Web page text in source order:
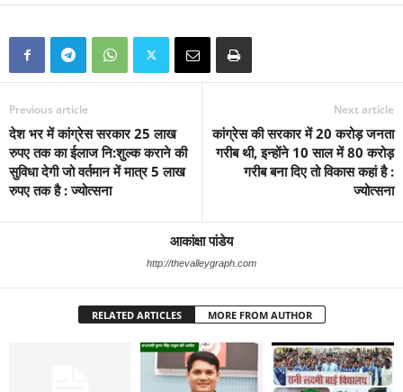
Previous article
देश भर में कांग्रेस सरकार 25 लाख
रुपए तक का ईलाज नि:शुल्क कराने की
सुविधा देगी जो वर्तमान में मात्र 5 लाख
रुपए तक है : ज्योत्सना
Next article
कांग्रेस की सरकार में 20 करोड़ जनता
गरीब थी, इन्होंने 10 साल में 80 करोड़
गरीब बना दिए तो विकास कहां है :
ज्योत्सना
आकांक्षा पांडेय
http://thevalleygraph.com
RELATED ARTICLES MORE FROM AUTHOR